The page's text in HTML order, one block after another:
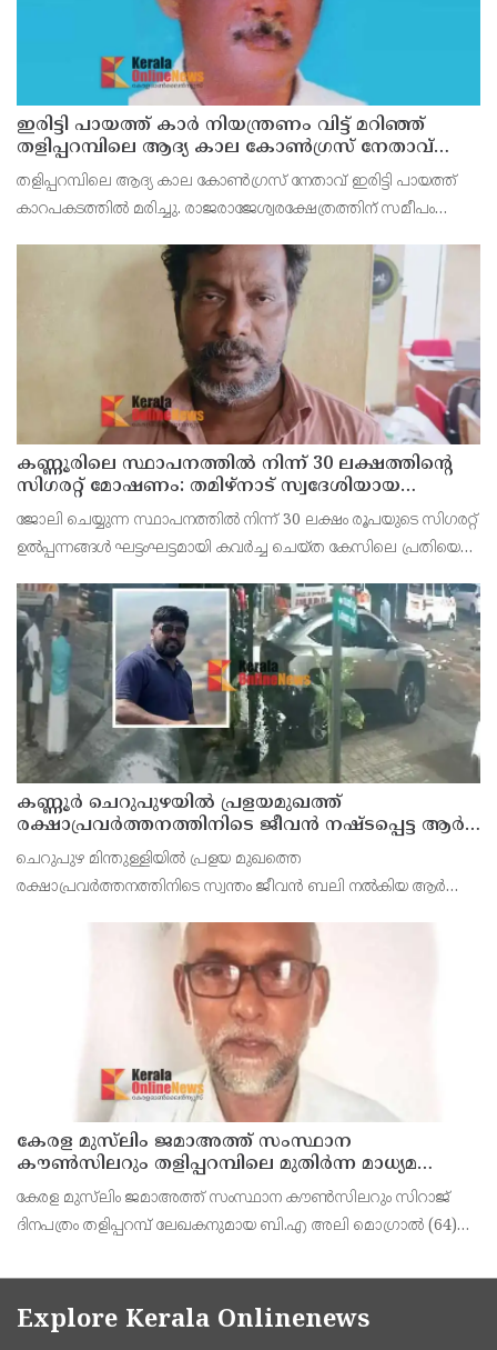
ഇരിട്ടി പായത്ത് കാർ നിയന്ത്രണം വിട്ട് മറിഞ്ഞ്
തളിപ്പറമ്പിലെ ആദ്യ കാല കോണ്‍ഗ്രസ് നേതാവ്
മരിച്ചു
തളിപ്പറമ്പിലെ ആദ്യ കാല കോണ്‍ഗ്രസ് നേതാവ് ഇരിട്ടി പായത്ത്
കാറപകടത്തില്‍ മരിച്ചു. രാജരാജേശ്വരക്ഷേത്രത്തിന് സമീപം
കണ്ണൂരിലെ സ്ഥാപനത്തിൽ നിന്ന് 30 ലക്ഷത്തിന്റെ
സിഗരറ്റ് മോഷണം: തമിഴ്‌നാട് സ്വദേശിയായ
സെയിൽസ്മാൻ തെങ്കാശിയിൽ പിടിയിൽ
ജോലി ചെയ്യുന്ന സ്ഥാപനത്തിൽ നിന്ന് 30 ലക്ഷം രൂപയുടെ സിഗരറ്റ്
ഉൽപ്പന്നങ്ങൾ ഘട്ടംഘട്ടമായി കവർച്ച ചെയ്ത കേസിലെ പ്രതിയെ
സ്വദേശിയായ വേൽമുരുകൻ (40) ആണ
കണ്ണൂർ ചെറുപുഴയിൽ പ്രളയമുഖത്ത്
രക്ഷാപ്രവർത്തനത്തിനിടെ ജീവൻ നഷ്ടപ്പെട്ട ആർ.
രാജേഷിൻ്റെ ഭൗതിക ശരീരത്തോട് അനാദരവ്
കാണിച്ചതായി ആരോപണം
ചെറുപുഴ മിന്തുള്ളിയിൽ പ്രളയ മുഖത്തെ
രക്ഷാപ്രവർത്തനത്തിനിടെ സ്വന്തം ജീവൻ ബലി നൽകിയ ആർ
മൃതദേഹം തിരുവനന്തപുരത്തെ
കേരള മുസ്‌ലിം ജമാഅത്ത് സംസ്ഥാന
കൗൺസിലറും തളിപ്പറമ്പിലെ മുതിർന്ന മാധ്യമ
പ്രവർത്തകനുമായ ബി എ അലി മൊഗ്രാൽ
നിര്യാതനായി
കേരള മുസ്‌ലിം ജമാഅത്ത് സംസ്ഥാന കൗൺസിലറും സിറാജ്
ദിനപത്രം തളിപ്പറമ്പ് ലേഖകനുമായ ബി.എ അലി മൊഗ്രാൽ (64)
ജമാഅത്ത് ജില്ലാ സെക്രട്ടറി, എസ്.വൈ.എ
Explore Kerala Onlinenews